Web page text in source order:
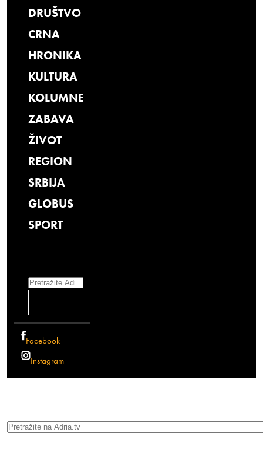
DRUŠTVO
CRNA
HRONIKA
KULTURA
KOLUMNE
ZABAVA
ŽIVOT
REGION
SRBIJA
GLOBUS
SPORT
Search
Facebook
Instagram
Search